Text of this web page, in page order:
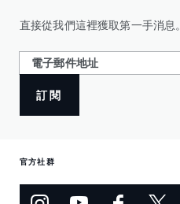
直接從我們這裡獲取第一手消息。
訂閱
官方社群